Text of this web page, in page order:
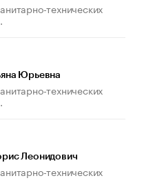
иначе». Как живет глава
технических
Юрьевна
технических
Леонидович
технических